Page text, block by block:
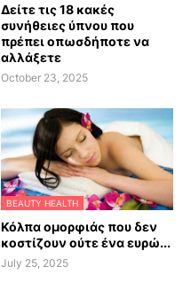
Δείτε τις 18 κακές
συνήθειες ύπνου που
πρέπει οπωσδήποτε να
αλλάξετε
October 23, 2025
BEAUTY HEALTH
Κόλπα ομορφιάς που δεν
κοστίζουν ούτε ένα ευρώ...
July 25, 2025